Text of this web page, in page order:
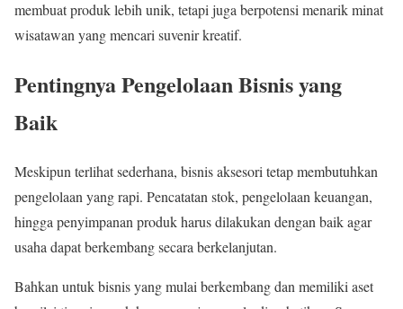
membuat produk lebih unik, tetapi juga berpotensi menarik minat
wisatawan yang mencari suvenir kreatif.
Pentingnya Pengelolaan Bisnis yang
Baik
Meskipun terlihat sederhana, bisnis aksesori tetap membutuhkan
pengelolaan yang rapi. Pencatatan stok, pengelolaan keuangan,
hingga penyimpanan produk harus dilakukan dengan baik agar
usaha dapat berkembang secara berkelanjutan.
Bahkan untuk bisnis yang mulai berkembang dan memiliki aset